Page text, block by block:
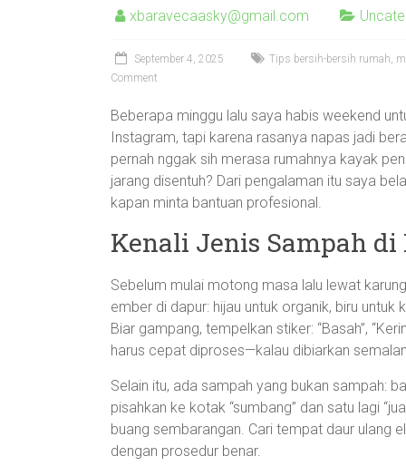
xbaravecaasky@gmail.com
September 4, 2025
Tips bersih-bersih rumah,
Comment
Beberapa minggu lalu saya habis weekend
Instagram, tapi karena rasanya napas jadi
pernah nggak sih merasa rumahnya kayak
jarang disentuh? Dari pengalaman itu saya
kapan minta bantuan profesional.
Kenali Jenis Sampah
Sebelum mulai motong masa lalu lewat
ember di dapur: hijau untuk organik, biru
Biar gampang, tempelkan stiker: “Basah”,
harus cepat diproses—kalau dibiarkan
Selain itu, ada sampah yang bukan sampah:
pisahkan ke kotak “sumbang” dan satu lagi
buang sembarangan. Cari tempat daur ulang
dengan prosedur benar.